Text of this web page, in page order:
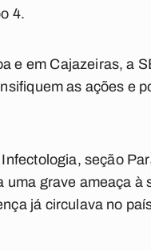
4.
e em Cajazeiras, a
as ações e
seção
grave ameaça à
já circulava no